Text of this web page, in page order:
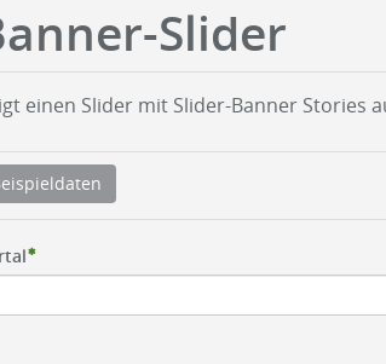
Slider
einen Slider mit Slider-Banner Stories